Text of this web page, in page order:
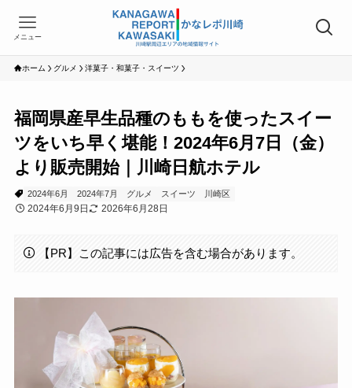
メニュー
ホーム グルメ 洋菓子・和菓子・スイーツ
福岡県産早生品種のももを使ったスイー
ツをいち早く堪能！2024年6月7日（金）
より販売開始｜川崎日航ホテル
2024年6月 2024年7月 グルメ スイーツ 川崎区
2024年6月9日 2026年6月28日
【PR】この記事には広告を含む場合があります。